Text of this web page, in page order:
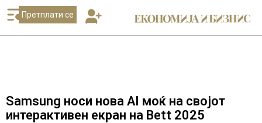
Претплати се
Samsung носи нова AI моќ на својот
интерактивен екран на Bett 2025